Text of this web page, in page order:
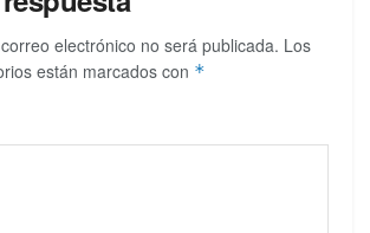
electrónico no será publicada. Los
están marcados con *